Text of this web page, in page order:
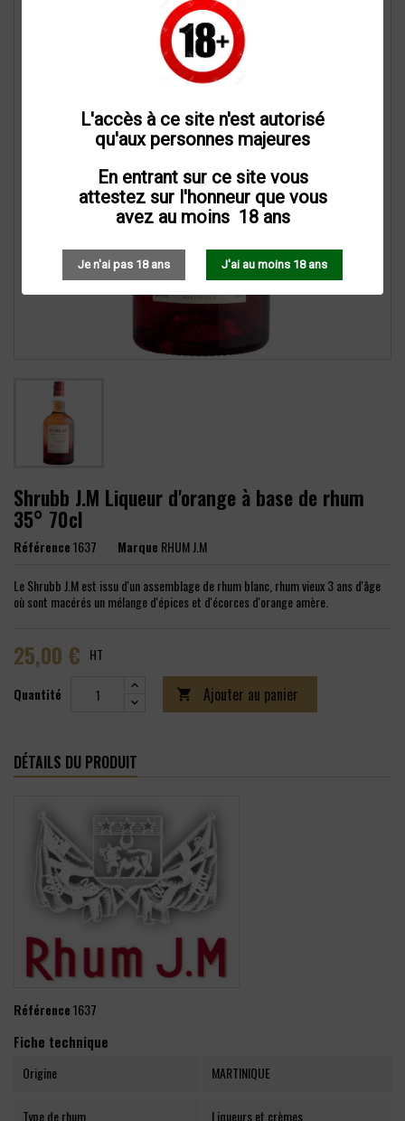
L'accès à ce site n'est autorisé
qu'aux personnes majeures
En entrant sur ce site vous
attestez sur l'honneur que vous
avez au moins 18 ans
Je n'ai pas 18 ans J'ai au moins 18 ans
Shrubb J.M Liqueur d'orange à base de rhum
35° 70cl
Référence1637 Marque RHUM J.M
Le Shrubb J.M est issu d'un assemblage de rhum blanc, rhum vieux 3 ans d'âge
où sont macérés un mélange d'épices et d'écorces d'orange amère.
25,00 € HT
Quantité  Ajouter au panier
DÉTAILS DU PRODUIT
Référence1637
Fiche technique
Origine MARTINIQUE
Type de rhum Liqueurs et crèmes